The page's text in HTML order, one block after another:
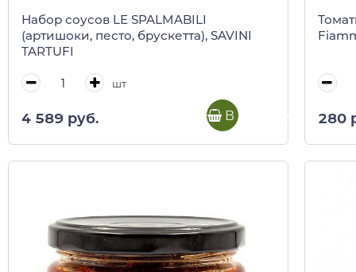
Набор соусов LE SPALMABILI
(артишоки, песто, брускетта), SAVINI
TARTUFI
шт
4 589 руб. В корзину 280